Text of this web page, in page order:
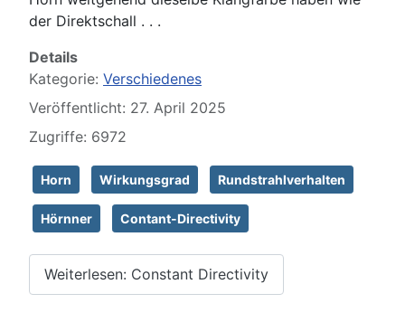
der Direktschall . . .
Details
Kategorie: Verschiedenes
Veröffentlicht: 27. April 2025
Zugriffe: 6972
Horn Wirkungsgrad Rundstrahlverhalten
Hörnner Contant-Directivity
Weiterlesen: Constant Directivity